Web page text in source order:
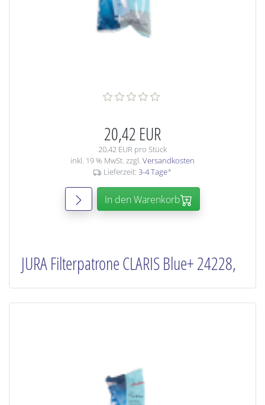
20,42 EUR
20,42 EUR pro Stück
inkl. 19 % MwSt. zzgl. Versandkosten
Lieferzeit: 3-4 Tage*
In den Warenkorb
JURA Filterpatrone CLARIS Blue+ 24228,